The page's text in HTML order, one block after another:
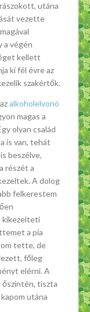
utána
vezette
a végén
kellett
ki fél évre az
szakértők.
alkoholelvonó
magas a
olyan család
is van, tehát
beszélve,
részét a
A dolog
felkerestem
kikezelteti
a pia
tette, de
főleg
elérni. A
őszintén, tiszta
utána